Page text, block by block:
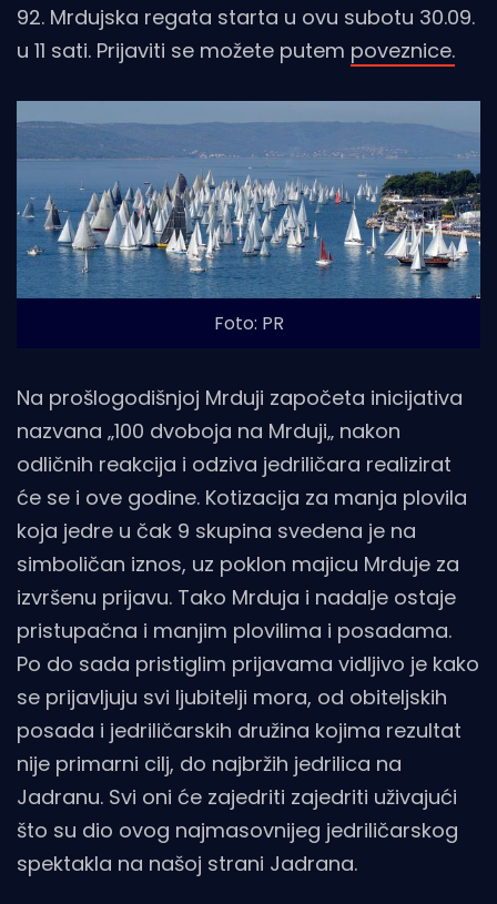
92. Mrdujska regata starta u ovu subotu 30.09.
u 11 sati. Prijaviti se možete putem poveznice.
Foto: PR
Na prošlogodišnjoj Mrduji započeta inicijativa
nazvana „100 dvoboja na Mrduji„ nakon
odličnih reakcija i odziva jedriličara realizirat
će se i ove godine. Kotizacija za manja plovila
koja jedre u čak 9 skupina svedena je na
simboličan iznos, uz poklon majicu Mrduje za
izvršenu prijavu. Tako Mrduja i nadalje ostaje
pristupačna i manjim plovilima i posadama.
Po do sada pristiglim prijavama vidljivo je kako
se prijavljuju svi ljubitelji mora, od obiteljskih
posada i jedriličarskih družina kojima rezultat
nije primarni cilj, do najbržih jedrilica na
Jadranu. Svi oni će zajedriti zajedriti uživajući
što su dio ovog najmasovnijeg jedriličarskog
spektakla na našoj strani Jadrana.